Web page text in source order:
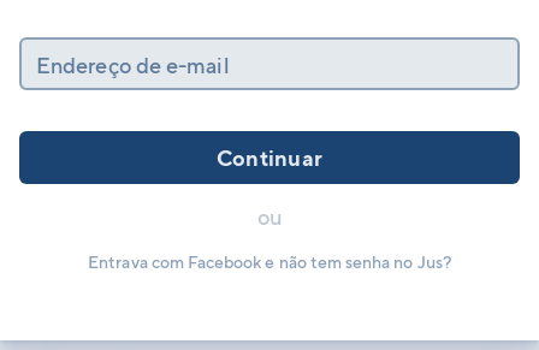
Endereço de e-mail
Continuar
ou
Entrava com Facebook e não tem senha no Jus?